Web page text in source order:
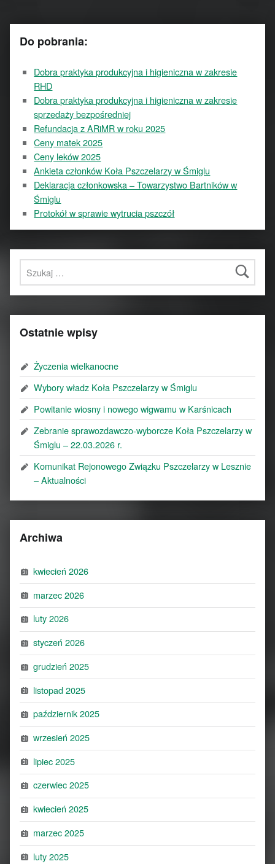
Do pobrania:
Dobra praktyka produkcyjna i higieniczna w zakresie
RHD
Dobra praktyka produkcyjna i higieniczna w zakresie
sprzedaży bezpośredniej
Refundacja z ARiMR w roku 2025
Ceny matek 2025
Ceny leków 2025
Ankieta członków Koła Pszczelarzy w Śmiglu
Deklaracja członkowska – Towarzystwo Bartników w
Śmiglu
Protokół w sprawie wytrucia pszczół
Szukaj:
Ostatnie wpisy
Życzenia wielkanocne
Wybory władz Koła Pszczelarzy w Śmiglu
Powitanie wiosny i nowego wigwamu w Karśnicach
Zebranie sprawozdawczo-wyborcze Koła Pszczelarzy w
Śmiglu – 22.03.2026 r.
Komunikat Rejonowego Związku Pszczelarzy w Lesznie
– Aktualności
Archiwa
kwiecień 2026
marzec 2026
luty 2026
styczeń 2026
grudzień 2025
listopad 2025
październik 2025
wrzesień 2025
lipiec 2025
czerwiec 2025
kwiecień 2025
marzec 2025
luty 2025